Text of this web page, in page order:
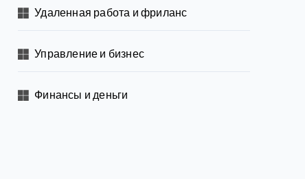
Удаленная работа и фриланс
Управление и бизнес
Финансы и деньги